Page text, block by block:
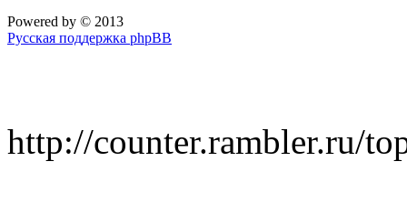
Powered by © 2013
Русская поддержка phpBB
http://counter.rambler.ru/